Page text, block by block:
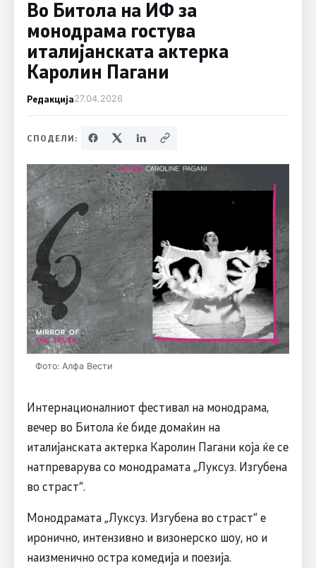
Во Битола на ИФ за
монодрама гостува
италијанската актерка
Каролин Пагани
Редакција27.04.2026
СПОДЕЛИ:
Фото: Алфа Вести
Интернационалниот фестивал на монодрама,
вечер во Битола ќе биде домаќин на
италијанската актерка Каролин Пагани која ќе се
натпреварува со монодрамата „Луксуз. Изгубена
во страст“.
Монодрамата „Луксуз. Изгубена во страст“ е
иронично, интензивно и визонерско шоу, но и
наизменично остра комедија и поезија.